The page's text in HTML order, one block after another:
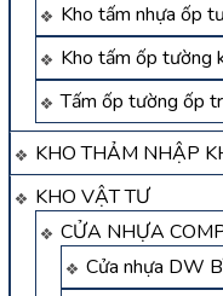
Kho tấm nhựa ốp
Kho tấm ốp tường
Tấm ốp tường ốp
KHO THẢM NHẬP
KHO VẬT TƯ
CỬA NHỰA
Cửa nhựa DW